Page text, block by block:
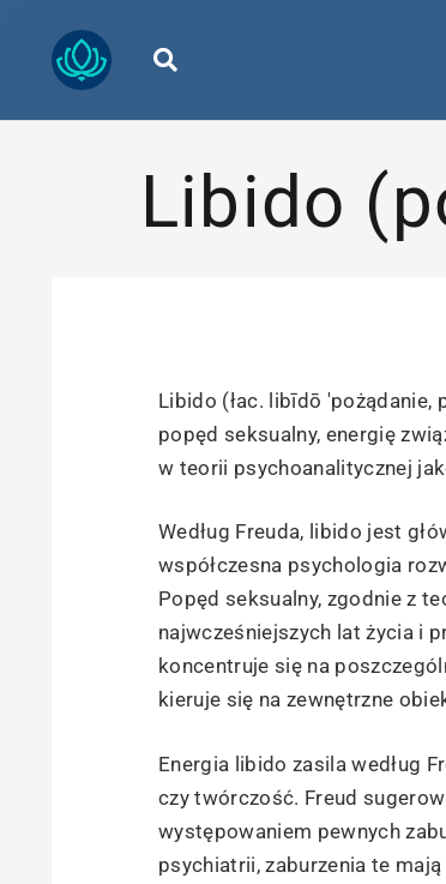
Libido
Libido (łac. libīdō 'pożądanie,
popęd seksualny, energię
w teorii psychoanalitycznej
Według Freuda, libido jest
współczesna psychologia
Popęd seksualny, zgodnie z
najwcześniejszych lat życia i
koncentruje się na
kieruje się na zewnętrzne
Energia libido zasila według
czy twórczość. Freud
występowaniem pewnych
psychiatrii, zaburzenia te